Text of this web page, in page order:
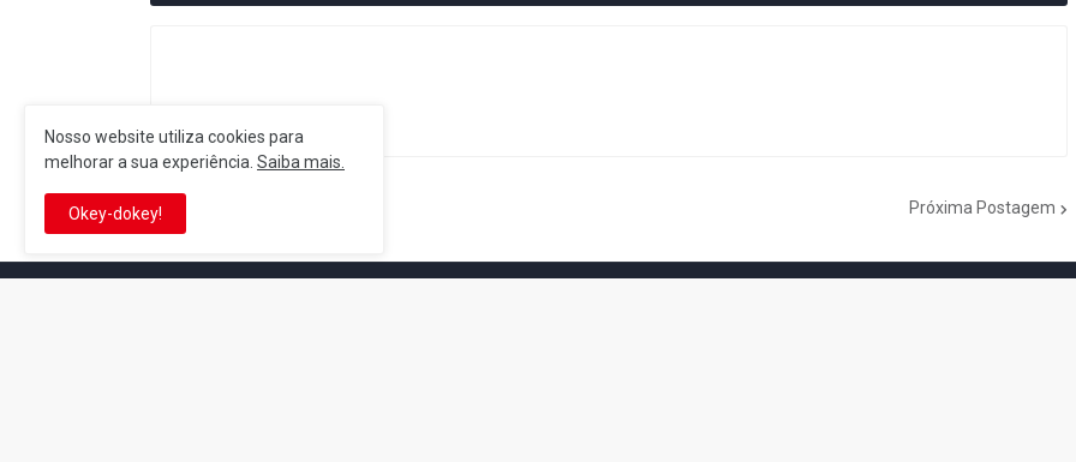
Próxima Postagem
Nosso website utiliza cookies para
melhorar a sua experiência. Saiba mais.
Okey-dokey!